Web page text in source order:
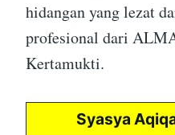
hidangan yang lezat
profesional dari
Kertamukti.
Syasya